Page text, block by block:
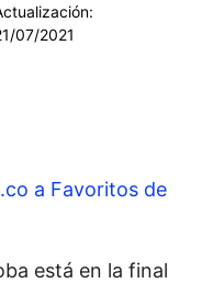
07/2021
a Favoritos de
está en la final